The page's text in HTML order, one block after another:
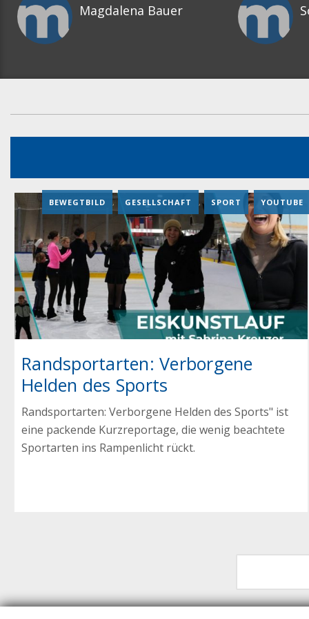
Magdalena Bauer
Randsportarten: Verborgene
Helden des Sports
BEWEGTBILD , GESELLSCHAFT , SPORT , YOUTUBE
Randsportarten: Verborgene Helden des Sports" ist
eine packende Kurzreportage, die wenig beachtete
Sportarten ins Rampenlicht rückt.